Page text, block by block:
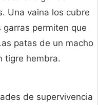
Una vaina los cubre
permiten que
patas de un macho
tigre hembra.
de supervivencia